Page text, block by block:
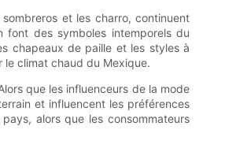
et les charro, continuent
font des symboles intemporels du
chapeaux de paille et les styles à
climat chaud du Mexique.
que les influenceurs de la mode
et influencent les préférences
alors que les consommateurs